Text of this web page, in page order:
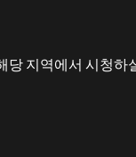
당 지역에서 시청하